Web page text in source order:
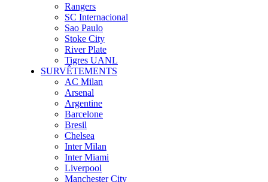
Rangers
SC Internacional
Sao Paulo
Stoke City
River Plate
Tigres UANL
SURVÊTEMENTS
AC Milan
Arsenal
Argentine
Barcelone
Bresil
Chelsea
Inter Milan
Inter Miami
Liverpool
Manchester City